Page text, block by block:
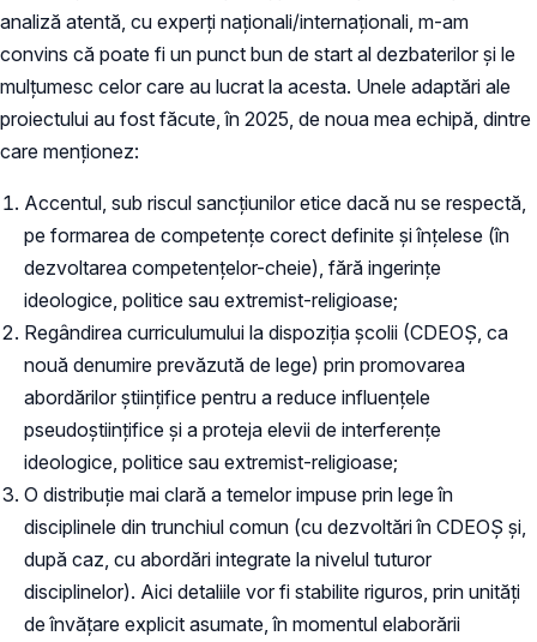
analiză atentă, cu experți naționali/internaționali, m-am
convins că poate fi un punct bun de start al dezbaterilor și le
mulțumesc celor care au lucrat la acesta. Unele adaptări ale
proiectului au fost făcute, în 2025, de noua mea echipă, dintre
care menționez:
Accentul, sub riscul sancțiunilor etice dacă nu se respectă,
pe formarea de competențe corect definite și înțelese (în
dezvoltarea competențelor-cheie), fără ingerințe
ideologice, politice sau extremist-religioase;
Regândirea curriculumului la dispoziția școlii (CDEOȘ, ca
nouă denumire prevăzută de lege) prin promovarea
abordărilor științifice pentru a reduce influențele
pseudoștiințifice și a proteja elevii de interferențe
ideologice, politice sau extremist-religioase;
O distribuție mai clară a temelor impuse prin lege în
disciplinele din trunchiul comun (cu dezvoltări în CDEOȘ și,
după caz, cu abordări integrate la nivelul tuturor
disciplinelor). Aici detaliile vor fi stabilite riguros, prin unități
de învățare explicit asumate, în momentul elaborării